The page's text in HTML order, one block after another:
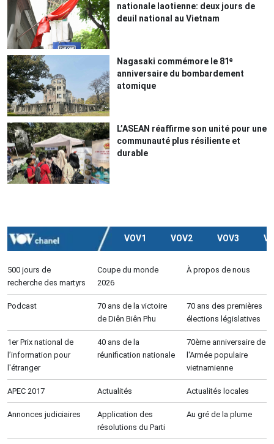
nationale laotienne: deux jours de
deuil national au Vietnam
Nagasaki commémore le 81ᵉ
anniversaire du bombardement
atomique
L’ASEAN réaffirme son unité pour une
communauté plus résiliente et
durable
VOV1 VOV2 VOV3
500 jours de
recherche des martyrs
Coupe du monde
2026
À propos de nous
Podcast
70 ans de la victoire
de Diên Biên Phu
70 ans des premières
élections législatives
1er Prix national de
l’information pour
l'étranger
40 ans de la
réunification nationale
70ème anniversaire de
l'Armée populaire
vietnamienne
APEC 2017 Actualités Actualités locales
Annonces judiciaires
Application des
résolutions du Parti
Au gré de la plume